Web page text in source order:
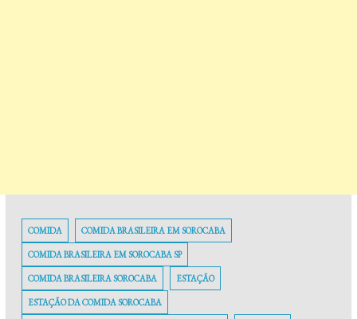
COMIDA COMIDA BRASILEIRA EM SOROCABA
COMIDA BRASILEIRA EM SOROCABA SP
COMIDA BRASILEIRA SOROCABA ESTAÇÃO
ESTAÇÃO DA COMIDA SOROCABA